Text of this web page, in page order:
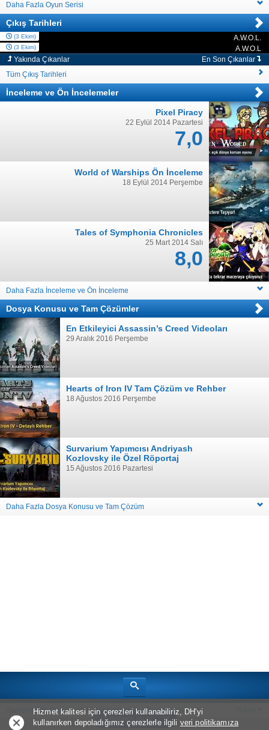
Uygulama ile Aç
Daha Fazla Oyun Serisi
Çıkış Tarihleri
(3 Ekim)
PC A.W.O.L.
(3 Ekim)
PC
A.W.O.L
Yakında Çıkanlar
En Son Çıkanlar
Tüm Çıkış Tarihleri
İnceleme ve Ön İncelemeler
Pixel Piracy
22 Eylül 2014 Pazartesi
7,0
World of Warships Ön İnceleme
18 Eylül 2014 Perşembe
Tales of Symphonia Chronicles
25 Mart 2014 Salı
8,0
Daha Fazla İnceleme ve Ön İnceleme
Dosya Konusu ve Tam Çözümler
En Etkileyici Assassin’s Creed Videoları
29 Aralık 2016 Perşembe
Hearts of Iron IV Tam Çözüm ve Rehber
18 Ağustos 2016 Perşembe
Survarium Yapımcısı Andriyash
Kozlovsky ile Özel Röportaj
15 Ağustos 2016 Pazartesi
Daha Fazla Dosya Konusu ve Tam Çözüm
Standart Site Görünümü Hakkımızda Oyun Haberleri
Telif Hakkı © 2026Bölüm Sonu Canavarı
Hizmet kalitesi için çerezleri kullanabiliriz, DH'yi
kullanırken depoladığımız çerezlerle ilgili veri politikamıza